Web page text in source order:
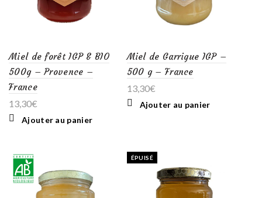
Miel de forêt IGP & BIO
500g – Provence –
France
13,30€
Ajouter au panier
Miel de Garrigue IGP –
500 g – France
13,30€
Ajouter au panier
ÉPUISÉ